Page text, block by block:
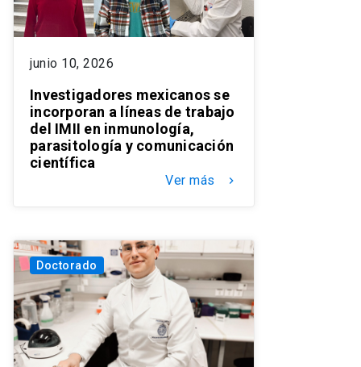
junio 10, 2026
Investigadores mexicanos se
incorporan a líneas de trabajo
del IMII en inmunología,
parasitología y comunicación
científica
Ver más keyboard_arrow_right
Doctorado